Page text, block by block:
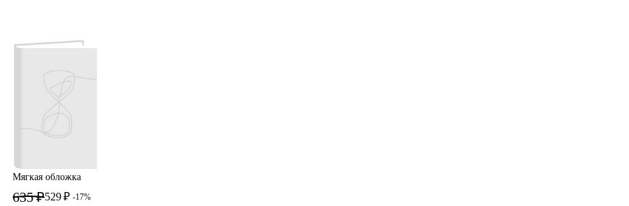
Мягкая обложка
635 ₽529 ₽ -17%